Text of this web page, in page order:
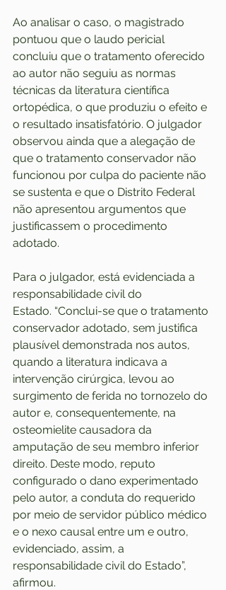
Ao analisar o caso, o magistrado
pontuou que o laudo pericial
concluiu que o tratamento oferecido
ao autor não seguiu as normas
técnicas da literatura científica
ortopédica, o que produziu o efeito e
o resultado insatisfatório. O julgador
observou ainda que a alegação de
que o tratamento conservador não
funcionou por culpa do paciente não
se sustenta e que o Distrito Federal
não apresentou argumentos que
justificassem o procedimento
adotado.
Para o julgador, está evidenciada a
responsabilidade civil do
Estado. “Conclui-se que o tratamento
conservador adotado, sem justifica
plausível demonstrada nos autos,
quando a literatura indicava a
intervenção cirúrgica, levou ao
surgimento de ferida no tornozelo do
autor e, consequentemente, na
osteomielite causadora da
amputação de seu membro inferior
direito. Deste modo, reputo
configurado o dano experimentado
pelo autor, a conduta do requerido
por meio de servidor público médico
e o nexo causal entre um e outro,
evidenciado, assim, a
responsabilidade civil do Estado”,
afirmou.